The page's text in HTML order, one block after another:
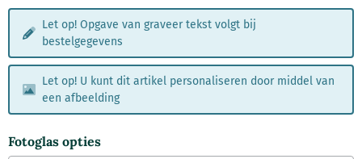
Let op! Opgave van graveer tekst volgt bij
bestelgegevens
Let op! U kunt dit artikel personaliseren door middel van
een afbeelding
Fotoglas opties